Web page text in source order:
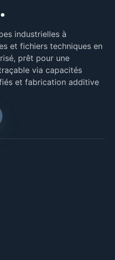
industrielles à
et fichiers techniques en
prêt pour une
via capacités
et fabrication additive